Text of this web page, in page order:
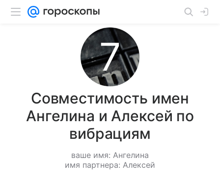
Совместимость имен
Ангелина и Алексей по
вибрациям
ваше имя: Ангелина
имя партнера: Алексей